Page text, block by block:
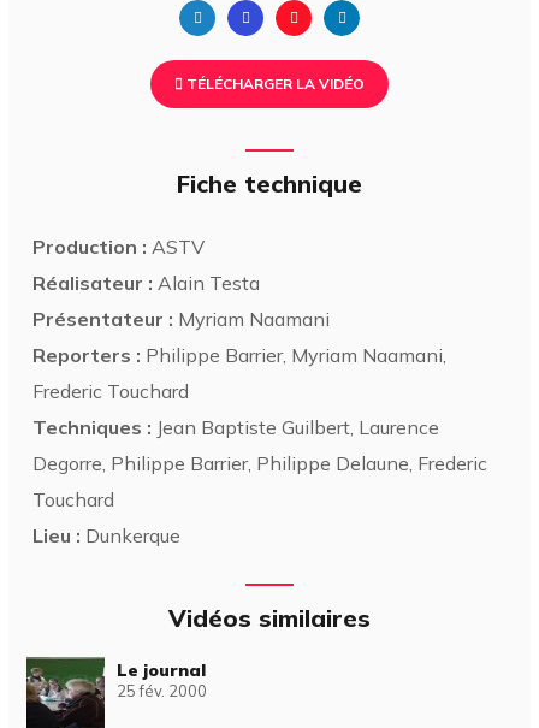
TÉLÉCHARGER LA VIDÉO
Fiche technique
Production : ASTV
Réalisateur : Alain Testa
Présentateur : Myriam Naamani
Reporters : Philippe Barrier, Myriam Naamani,
Frederic Touchard
Techniques : Jean Baptiste Guilbert, Laurence
Degorre, Philippe Barrier, Philippe Delaune, Frederic
Touchard
Lieu : Dunkerque
Vidéos similaires
Le journal
25 fév. 2000